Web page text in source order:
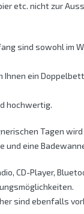
etc. nicht zur
sind sowohl im
Ihnen ein
hochwertig.
Tagen
und eine
CD-Player,
sind ebenfalls